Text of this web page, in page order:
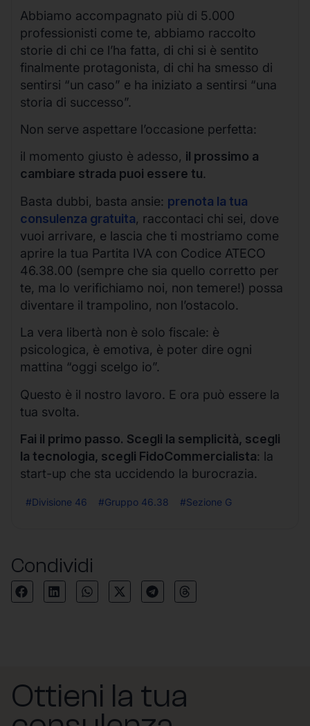
Abbiamo accompagnato più di 5.000
professionisti come te, abbiamo raccolto
storie di chi ce l’ha fatta, di chi si è sentito
finalmente protagonista, di chi ha smesso di
sentirsi “un caso” e ha iniziato a sentirsi “una
storia di successo”.
Non serve aspettare l’occasione perfetta:
il momento giusto è adesso, il prossimo a
cambiare strada puoi essere tu.
Basta dubbi, basta ansie: prenota la tua
consulenza gratuita, raccontaci chi sei, dove
vuoi arrivare, e lascia che ti mostriamo come
aprire la tua Partita IVA con Codice ATECO
46.38.00 (sempre che sia quello corretto per
te, ma lo verifichiamo noi, non temere!) possa
diventare il trampolino, non l’ostacolo.
La vera libertà non è solo fiscale: è
psicologica, è emotiva, è poter dire ogni
mattina “oggi scelgo io”.
Questo è il nostro lavoro. E ora può essere la
tua svolta.
Fai il primo passo. Scegli la semplicità, scegli
la tecnologia, scegli FidoCommercialista: la
start-up che sta uccidendo la burocrazia.
#Divisione 46 #Gruppo 46.38 #Sezione G
Condividi
Ottieni la tua